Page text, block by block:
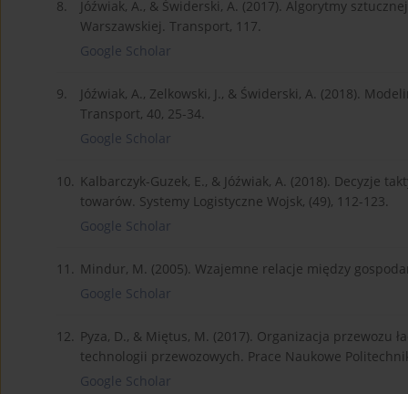
8.
Jóźwiak, A., & Świderski, A. (2017). Algorytmy
Warszawskiej. Transport, 117.
Google Scholar
9.
Jóźwiak, A., Zelkowski, J., & Świderski, A. (2018).
Transport, 40, 25-34.
Google Scholar
10. Kalbarczyk-Guzek, E., & Jóźwiak, A. (2018). Decyzje
towarów. Systemy Logistyczne Wojsk, (49), 112-123.
Google Scholar
11. Mindur, M. (2005). Wzajemne relacje między
Google Scholar
12. Pyza, D., & Miętus, M. (2017). Organizacja
technologii przewozowych. Prace Naukowe
Google Scholar